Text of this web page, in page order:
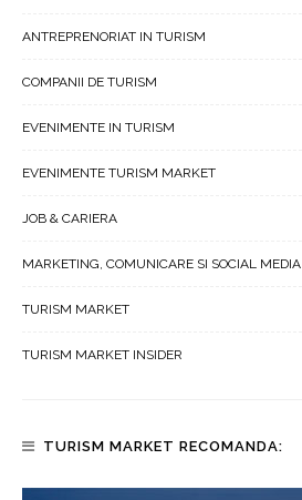
ANTREPRENORIAT IN TURISM
COMPANII DE TURISM
EVENIMENTE IN TURISM
EVENIMENTE TURISM MARKET
JOB & CARIERA
MARKETING, COMUNICARE SI SOCIAL MEDIA
TURISM MARKET
TURISM MARKET INSIDER
TURISM MARKET RECOMANDA: